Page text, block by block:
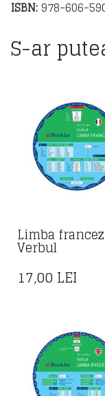
ISBN:978-606-
S-ar
Limba
Verbul
17,00 LEI